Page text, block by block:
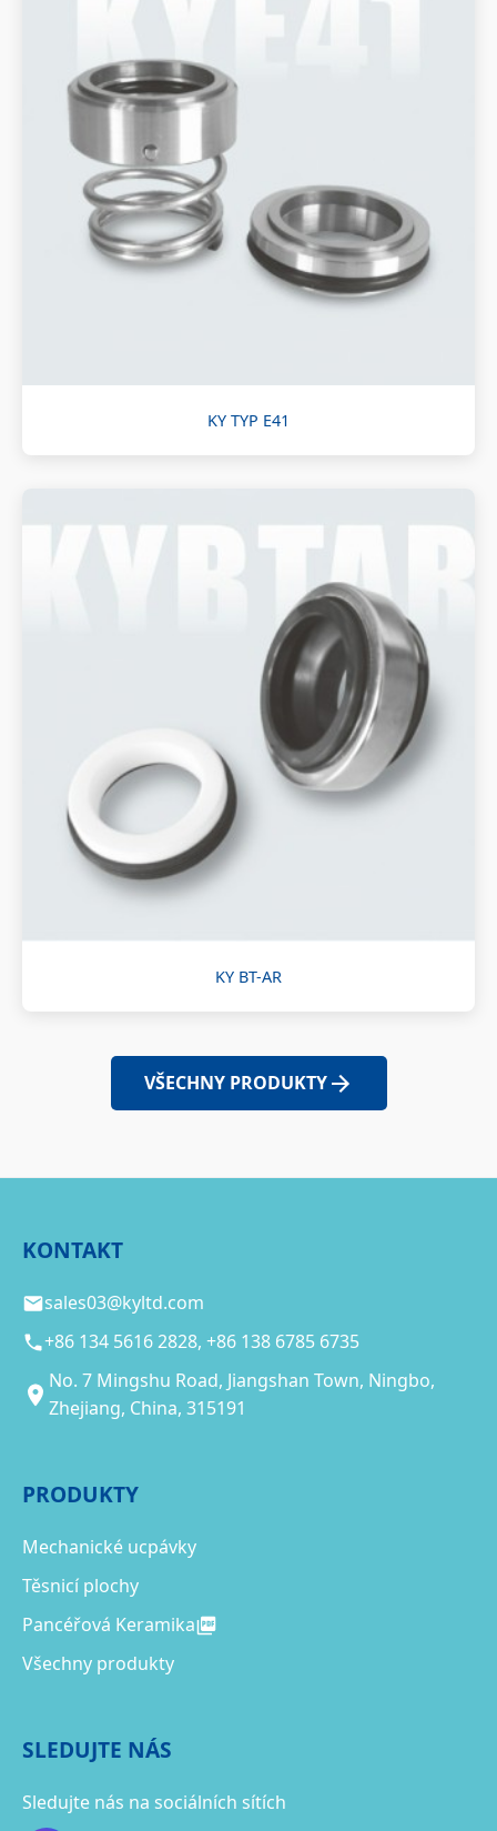
KY TYP E41
KY BT-AR
VŠECHNY PRODUKTY
KONTAKT
sales03@kyltd.com
+86 134 5616 2828, +86 138 6785 6735
No. 7 Mingshu Road, Jiangshan Town, Ningbo,
Zhejiang, China, 315191
PRODUKTY
Mechanické ucpávky
Těsnicí plochy
Pancéřová Keramika
Všechny produkty
SLEDUJTE NÁS
Sledujte nás na sociálních sítích